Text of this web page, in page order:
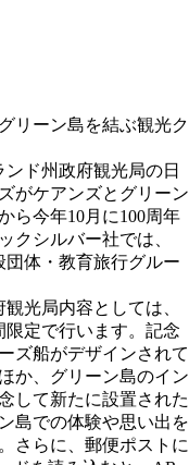
ド州政府観光局の日
がケアンズとグリーン
ら今年10月に100周年
クシルバー社では、
団体・教育旅行グルー
内容としては、
限定で行います。記念
ズ船がデザインされて
か、グリーン島のイン
して新たに設置された
島での体験や思い出を
さらに、郵便ポストに